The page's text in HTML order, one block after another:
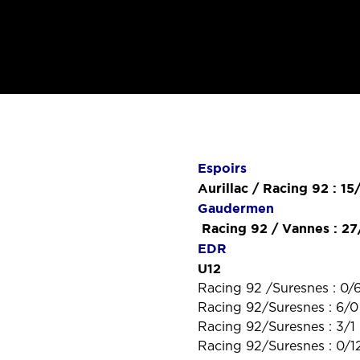
Espoirs
Aurillac / Racing 92 :
Gaudermen
Racing 92 / Vannes :
EDR
U12
Racing 92 /Suresnes : 0/
Racing 92/Suresnes : 6/0
Racing 92/Suresnes : 3/1
Racing 92/Suresnes : 0/